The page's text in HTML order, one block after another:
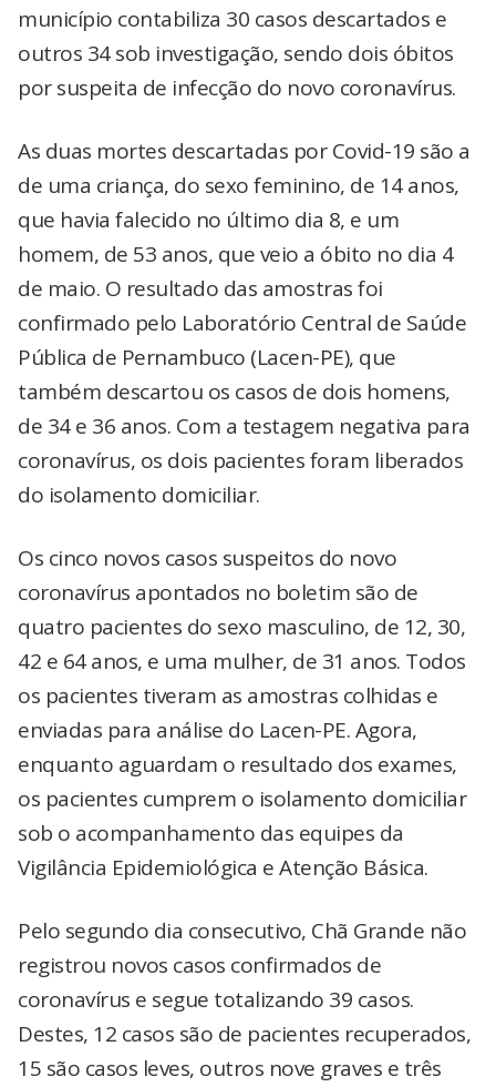
município contabiliza 30 casos descartados e
outros 34 sob investigação, sendo dois óbitos
por suspeita de infecção do novo coronavírus.
As duas mortes descartadas por Covid-19 são a
de uma criança, do sexo feminino, de 14 anos,
que havia falecido no último dia 8, e um
homem, de 53 anos, que veio a óbito no dia 4
de maio. O resultado das amostras foi
confirmado pelo Laboratório Central de Saúde
Pública de Pernambuco (Lacen-PE), que
também descartou os casos de dois homens,
de 34 e 36 anos. Com a testagem negativa para
coronavírus, os dois pacientes foram liberados
do isolamento domiciliar.
Os cinco novos casos suspeitos do novo
coronavírus apontados no boletim são de
quatro pacientes do sexo masculino, de 12, 30,
42 e 64 anos, e uma mulher, de 31 anos. Todos
os pacientes tiveram as amostras colhidas e
enviadas para análise do Lacen-PE. Agora,
enquanto aguardam o resultado dos exames,
os pacientes cumprem o isolamento domiciliar
sob o acompanhamento das equipes da
Vigilância Epidemiológica e Atenção Básica.
Pelo segundo dia consecutivo, Chã Grande não
registrou novos casos confirmados de
coronavírus e segue totalizando 39 casos.
Destes, 12 casos são de pacientes recuperados,
15 são casos leves, outros nove graves e três